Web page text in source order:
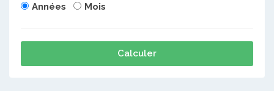
Années Mois
Calculer